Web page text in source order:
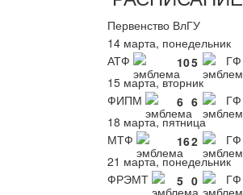
Первенство ВлГУ
14 марта, понедельник
АТФ
105
ГФ
15 марта, вторник
ФИПМ
6 6
ГФ
18 марта, пятница
МТФ
162
ГФ
21 марта, понедельник
ФРЭМТ
5 0
ГФ